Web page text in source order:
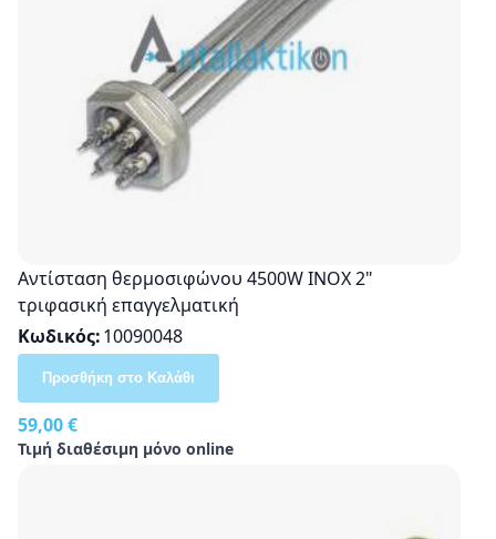
Αντίσταση θερμοσιφώνου 4500W INOX 2"
τριφασική επαγγελματική
Κωδικός 10090048
59,00 €
Τιμή διαθέσιμη μόνο online
Προσθήκη στο Καλάθι